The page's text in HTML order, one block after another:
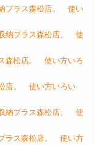
プラス森松店。 使い
納プラス森松店。 使
森松店。 使い方いろ
店。 使い方いろい
納プラス森松店。 使
ラス森松店。 使い方